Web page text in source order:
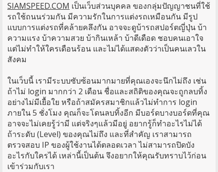
SIAMSPEED.COM เป็นเว็บส่วนบุคคล ของกลุ่มปัญญาชนที่ใช้
รถใช้ถนนร่วมกัน มีความรักในการแต่งรถเหมือนกัน มีรูป
แบบการแต่งรถที่คล้ายคลึงกัน อาจจะดูบ้ารถสปอร์ตญี่ปุ่น บ้า
ความแรง บ้าความสวย บ้ากินเหล้า บ้าดีเดือด ชอบคนเอาใจ
แต่ไม่ทำให้ใครเดือนร้อน และไม่ได้แสดงตัวว่าเป็นคนเลวใน
สังคม
ในเว็บนี้ เรามีระบบซับซ้อนมากมายที่คุณเองจะนึกไม่ถึง เช่น
ถ้าไม่ login มากกว่า 2 เดือน ชื่อและสถิติของคุณจะถูกลบทิ้ง
อย่างไม่มีเยื้อใย หรือถ้าสมัครสมาชิกแล้วไม่ทำการ login
ภายใน 5 ชั่งโมง คุณก็จะโดนลบทิ้งอีก มีบอร์ดบางบอร์ดที่คุณ
อาจจะไม่เคยรู้ว่ามี แต่จริงๆแล้วมีอยู่ อยากรู้ก็ทำอะไรไม่ได้
ถ้าระดับ (Level) ของคุณไม่ถึง และที่สำคัญ เราสามารถ
ตรวจสอบ IP ของผู้ใช้งานได้ตลอดเวลา ไม่สามารถปิดบัง
อะไรกับใครได้ เหล่านี้เป็นต้น จึงอยากให้คุณรับทราบไว้ก่อน
เข้าร่วมกับเรา